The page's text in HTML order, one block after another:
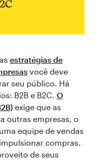
estratégias de
você deve
seu público. Há
B2B e B2C. O
exige que as
outras empresas, o
equipe de vendas
compras.
de seus